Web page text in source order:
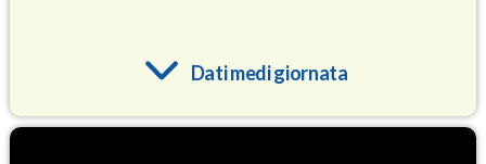
Dati medi giornata